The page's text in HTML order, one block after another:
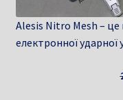
Alesis Nitro Mesh –
електронної ударної